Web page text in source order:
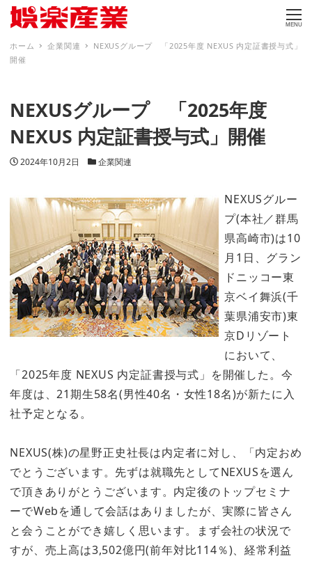
MENU
ホーム 企業関連
NEXUSグループ 「2025年度 NEXUS 内定証書授与式」
開催
NEXUSグループ 「2025年度
NEXUS 内定証書授与式」開催
投稿日
2024年10月2日 カテゴリー
企業関連
NEXUSグルー
プ(本社／群馬
県高崎市)は10
月1日、グラン
ドニッコー東
京ベイ舞浜(千
葉県浦安市)東
京Dリゾート
において、
「2025年度 NEXUS 内定証書授与式」を開催した。今
年度は、21期生58名(男性40名・女性18名)が新たに入
社予定となる。
NEXUS(株)の星野正史社長は内定者に対し、「内定おめ
でとうございます。先ずは就職先としてNEXUSを選ん
で頂きありがとうございます。内定後のトップセミナ
ーでWebを通して会話はありましたが、実際に皆さん
と会うことができ嬉しく思います。まず会社の状況で
すが、売上高は3,502億円(前年対比114％)、経常利益